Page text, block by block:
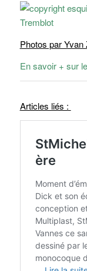
Photos par
En savoir + sur
Articles liés :